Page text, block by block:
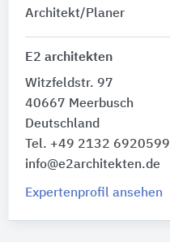
Architekt/Planer
E2 architekten
Witzfeldstr. 97
40667 Meerbusch
Deutschland
Tel. +49 2132 6920599
info@e2architekten.de
Expertenprofil ansehen